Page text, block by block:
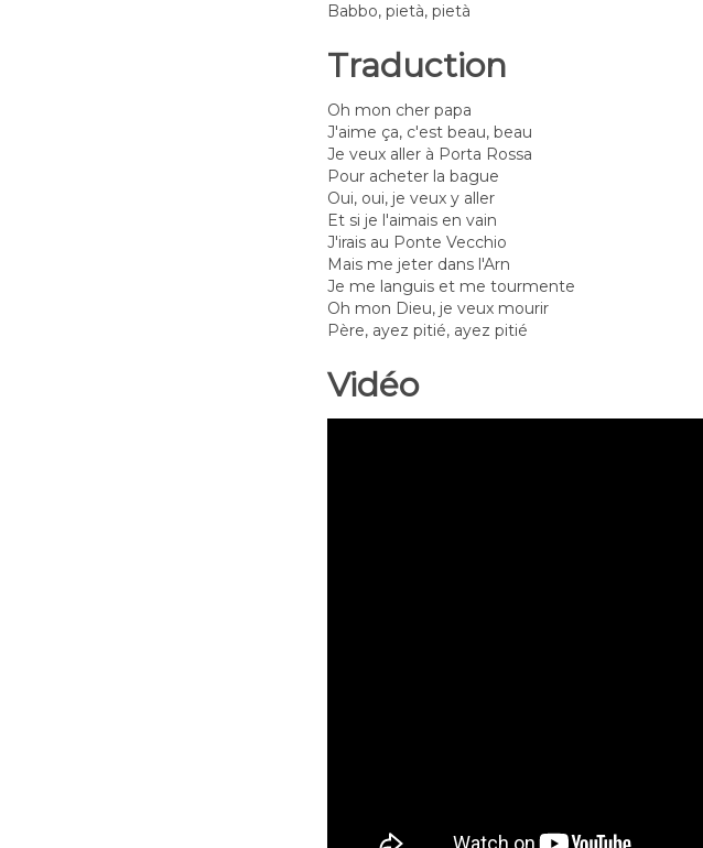
Babbo, pietà, pietà
Traduction
Oh mon cher papa
J'aime ça, c'est beau, beau
Je veux aller à Porta Rossa
Pour acheter la bague
Oui, oui, je veux y aller
Et si je l'aimais en vain
J'irais au Ponte Vecchio
Mais me jeter dans l'Arn
Je me languis et me tourmente
Oh mon Dieu, je veux mourir
Père, ayez pitié, ayez pitié
Vidéo